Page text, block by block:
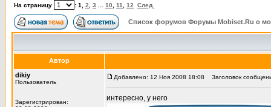
На страницу : 1 2 3 10 11 12 След.
Список форумов Форумы Mobiset.Ru о
Автор
dikiy
Пользователь
Зарегистрирован:
Добавлено: 12 Ноя 2008 18:08 Заголовок
интересно, у него